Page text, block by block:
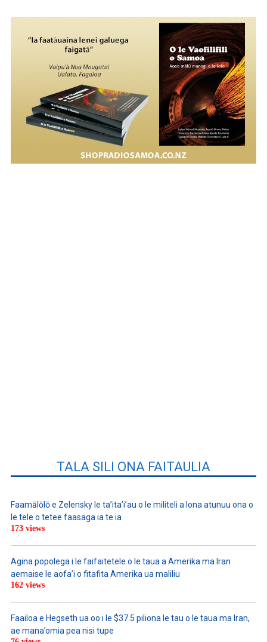
TALA SILI ONA FAITAULIA
Faamālōlō e Zelensky le ta’ita’i’au o le militeli a lona atunuu ona o
le tele o tetee faasaga ia te ia
173 views
Agina popolega i le faifaitetele o le taua a Amerika ma Iran
aemaise le aofa’i o fitafita Amerika ua maliliu
162 views
Faailoa e Hegseth ua oo i le $37.5 piliona le tau o le taua ma Iran,
ae mana’omia pea nisi tupe